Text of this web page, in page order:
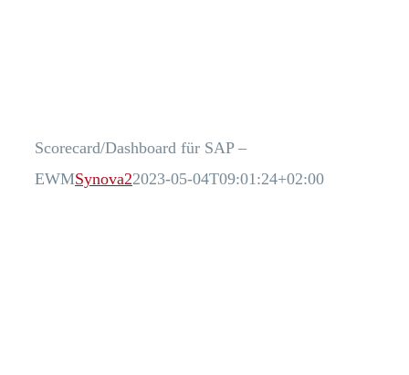
Scorecard/Dashboard für SAP –
EWMSynova22023-05-04T09:01:24+02:00